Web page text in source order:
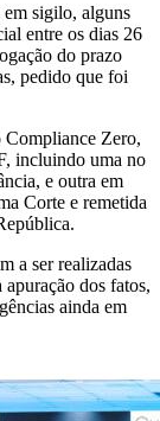
sigilo, alguns
entre os dias 26
do prazo
pedido que foi
Compliance Zero,
incluindo uma no
e outra em
Corte e remetida
a ser realizadas
dos fatos,
ainda em